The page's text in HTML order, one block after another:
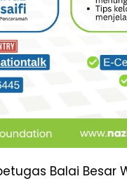
Balai Besar